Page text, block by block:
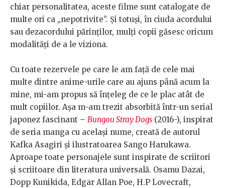
chiar personalitatea, aceste filme sunt catalogate de
multe ori ca „nepotrivite”. Și totuși, în ciuda acordului
sau dezacordului părinților, mulți copii găsesc oricum
modalități de a le viziona.
Cu toate rezervele pe care le am față de cele mai
multe dintre anime-urile care au ajuns până acum la
mine, mi-am propus să înțeleg de ce le plac atât de
mult copiilor. Așa m-am trezit absorbită într-un serial
japonez fascinant – Bungou Stray Dogs (2016-), inspirat
de seria manga cu același nume, creată de autorul
Kafka Asagiri și ilustratoarea Sango Harukawa.
Aproape toate personajele sunt inspirate de scriitori
și scriitoare din literatura universală. Osamu Dazai,
Dopp Kunikida, Edgar Allan Poe, H.P Lovecraft,